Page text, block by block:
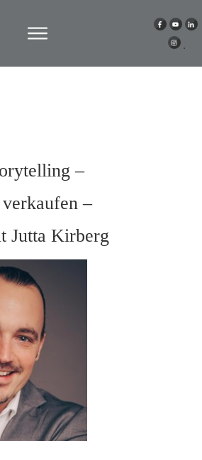
–
–
Jutta Kirberg